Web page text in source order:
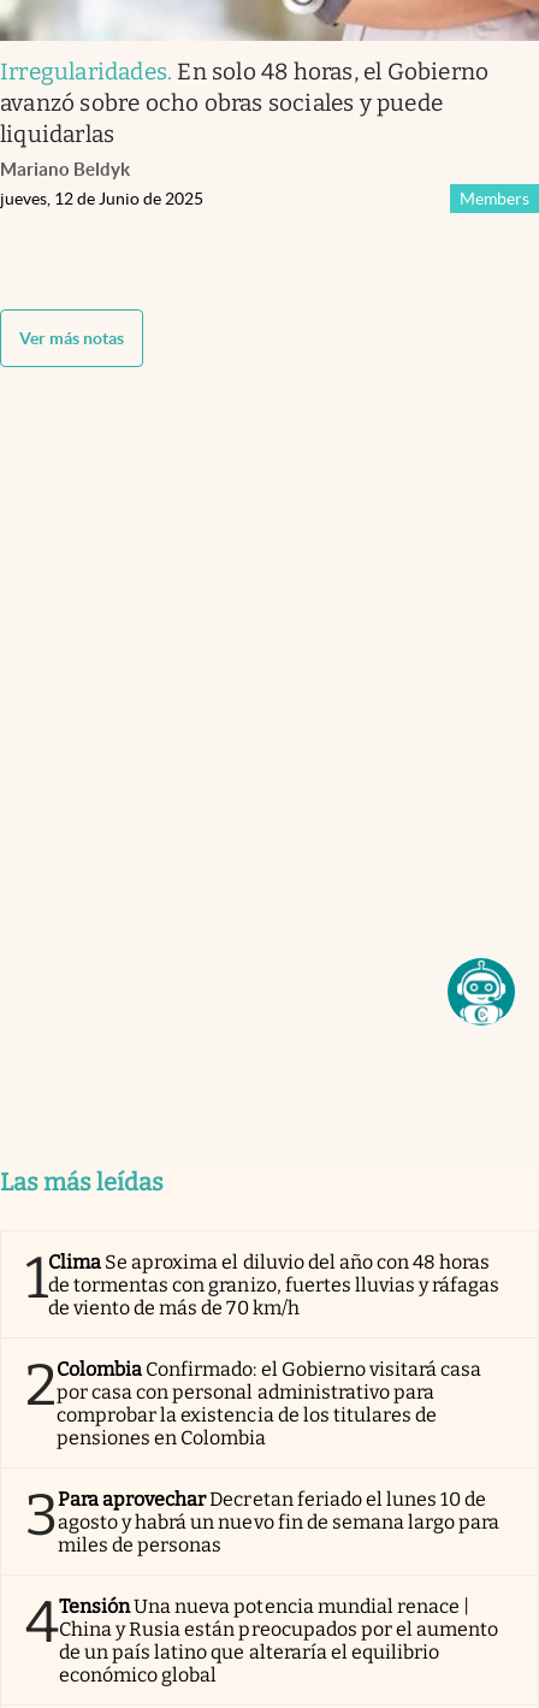
Irregularidades. En solo 48 horas, el Gobierno
avanzó sobre ocho obras sociales y puede
liquidarlas
Mariano Beldyk
Members
jueves, 12 de Junio de 2025
Ver más notas
Las más leídas
1Clima Se aproxima el diluvio del año con 48 horas
de tormentas con granizo, fuertes lluvias y ráfagas
de viento de más de 70 km/h
2Colombia Confirmado: el Gobierno visitará casa
por casa con personal administrativo para
comprobar la existencia de los titulares de
pensiones en Colombia
3Para aprovecharDecretan feriado el lunes 10 de
agosto y habrá un nuevo fin de semana largo para
miles de personas
4TensiónUna nueva potencia mundial renace |
China y Rusia están preocupados por el aumento
de un país latino que alteraría el equilibrio
económico global